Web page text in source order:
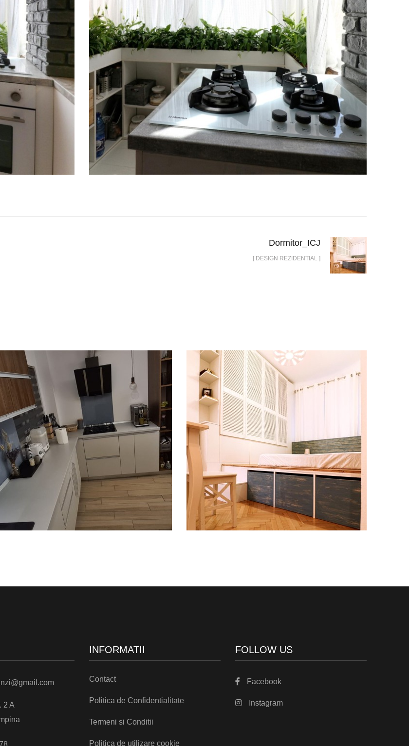
Dormitor_ICJ
[ DESIGN REZIDENTIAL ]
Apartament_BGD Dormitor_ICJ
2 A
INFORMATII
Contact
Politica de Confidentialitate
Termeni si Conditii
Politica de utilizare cookie
FOLLOW US
Facebook
Instagram